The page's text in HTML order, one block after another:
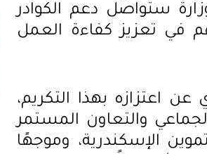
ستواصل دعم الكوادر
في تعزيز كفاءة العمل
اعتزازه بهذا التكريم،
والتعاون المستمر
الإسكندرية، وموجهًا